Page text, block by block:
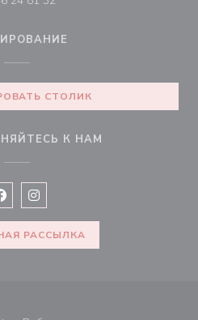
СТОЛИК
К НАМ
((открывается в новом
Instagram ((открывается в
РАССЫЛКА